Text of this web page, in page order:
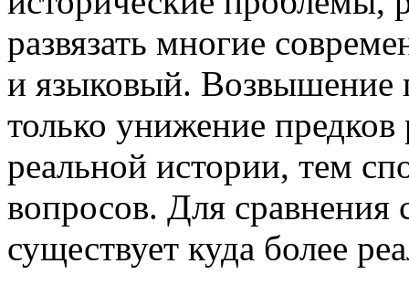
развязать многие
и языковый. Возвышение
только унижение
реальной истории, тем
вопросов. Для сравнения
существует куда более